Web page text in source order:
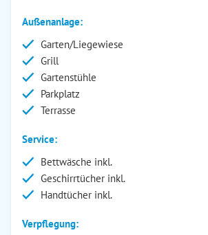
Außenanlage:
Garten/Liegewiese
Grill
Gartenstühle
Parkplatz
Terrasse
Service:
Bettwäsche inkl.
Geschirrtücher inkl.
Handtücher inkl.
Verpflegung: